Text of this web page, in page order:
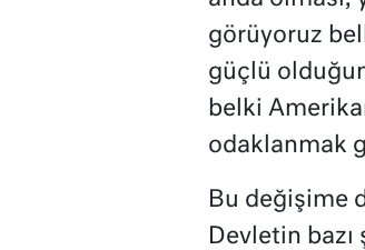
görüyoruz
güçlü
belki
odaklanmak
Bu değişime
Devletin